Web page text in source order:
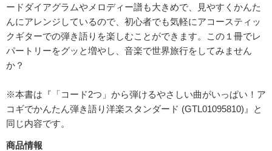
ードダイアグラムやメロディー譜も大きめで、見やすくかんた
んにアレンジしているので、初心者でも気軽にアコースティッ
クギターでの弾き語りを楽しむことができます。この１冊でレ
パートリーをグッと増やし、音楽で世界旅行をしてみません
か？
※本書は『「コード2つ」から弾けるやさしい曲がいっぱい！ア
コギでかんたん弾き語り洋楽スタンダード (GTL01095810)』と
同じ内容です。
商品情報